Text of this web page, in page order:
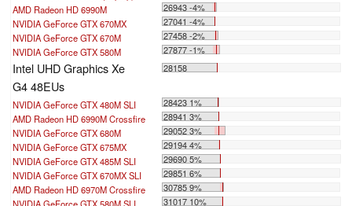
AMD Radeon HD 6990M
26943 -4%
NVIDIA GeForce GTX 670MX
27041 -4%
NVIDIA GeForce GTX 670M
27458 -2%
NVIDIA GeForce GTX 580M
27877 -1%
Intel UHD Graphics Xe
G4 48EUs
28158
NVIDIA GeForce GTX 480M SLI
28423 1%
AMD Radeon HD 6990M Crossfire
28941 3%
NVIDIA GeForce GTX 680M
29052 3%
NVIDIA GeForce GTX 675MX
29194 4%
NVIDIA GeForce GTX 485M SLI
29690 5%
NVIDIA GeForce GTX 670MX SLI
29851 6%
AMD Radeon HD 6970M Crossfire
30785 9%
31017 10%